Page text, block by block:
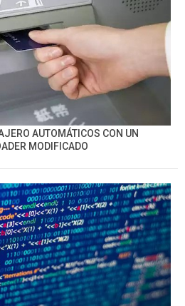
AUTOMÁTICOS CON UN
MODIFICADO